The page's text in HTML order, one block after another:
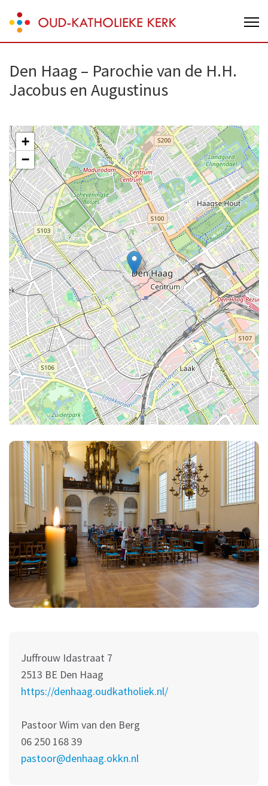
to
content
Enter)
Oud-Katholieke Kerk van Nederland
Den Haag – Parochie van de H.H.
Jacobus en Augustinus
+
−
Juffrouw Idastraat 7
2513 BE Den Haag
https://denhaag.oudkatholiek.nl/
Pastoor Wim van den Berg
06 250 168 39
pastoor@denhaag.okkn.nl